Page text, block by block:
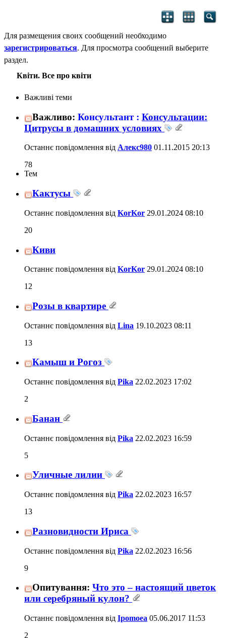
Для размещения своих сообщений необходимо
зарегистрироваться. Для просмотра сообщений выберите
раздел.
Квіти. Все про квіти
Важливі теми
Важливо: Консультант : Консультации:
Цитрусы в домашних условиях
Останнє повідомлення від Алекс980 01.11.2015 20:13
78
Тем
Кактусы
Останнє повідомлення від KorKor 29.01.2024 08:10
20
Киви
Останнє повідомлення від KorKor 29.01.2024 08:10
12
Розы в квартире
Останнє повідомлення від Lina 19.10.2023 08:11
13
Камыш и Рогоз
Останнє повідомлення від Pika 22.02.2023 17:02
2
Банан
Останнє повідомлення від Pika 22.02.2023 16:59
5
Уличные лилии
Останнє повідомлення від Pika 22.02.2023 16:57
13
Разновидности Ириса
Останнє повідомлення від Pika 22.02.2023 16:56
9
Опитування: Что это – настоящий цветок
или серебряный кулон?
Останнє повідомлення від Ipomoea 05.06.2017 11:53
2